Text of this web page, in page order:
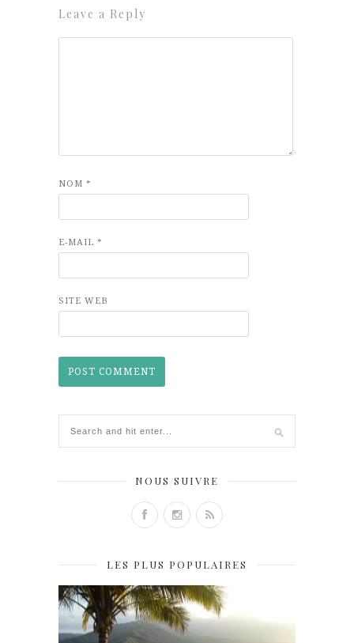
Leave a Reply
NOM *
E-MAIL *
SITE WEB
NOUS SUIVRE
LES PLUS POPULAIRES